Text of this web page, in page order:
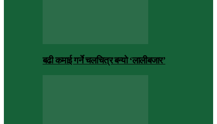
बढी कमाई गर्ने चलचित्र बन्यो ‘लालीबजार’